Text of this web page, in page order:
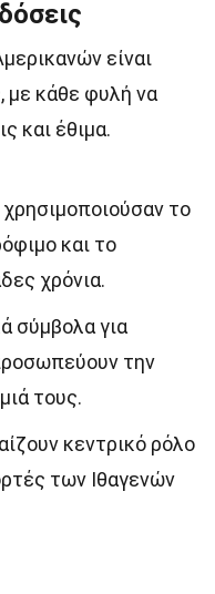
είναι
με κάθε φυλή να
και έθιμα.
χρησιμοποιούσαν το
και το
χρόνια.
σύμβολα για
την
τους.
κεντρικό ρόλο
των Ιθαγενών